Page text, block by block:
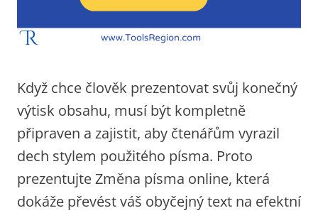
Když chce člověk prezentovat svůj konečný
výtisk obsahu, musí být kompletně
připraven a zajistit, aby čtenářům vyrazil
dech stylem použitého písma. Proto
prezentujte Změna písma online, která
dokáže převést váš obyčejný text na efektní